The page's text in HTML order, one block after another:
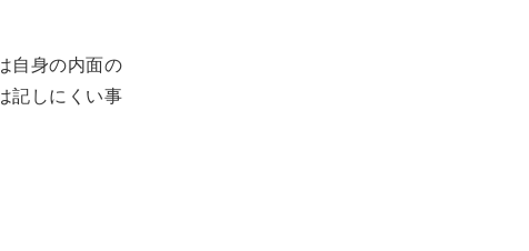
自身の内面の
記しにくい事